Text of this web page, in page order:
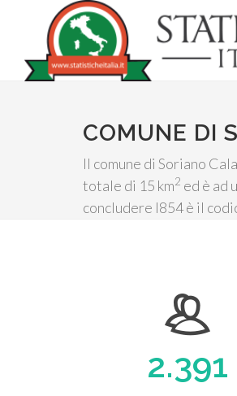
COMUNE DI
Il comune di Soriano
totale di 15 km2 ed è ad
concludere I854 è il
2.391